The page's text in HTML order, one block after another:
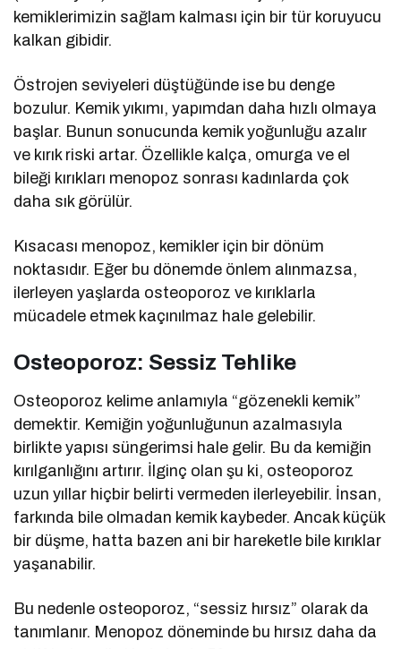
kemiklerimizin sağlam kalması için bir tür koruyucu
kalkan gibidir.
Östrojen seviyeleri düştüğünde ise bu denge
bozulur. Kemik yıkımı, yapımdan daha hızlı olmaya
başlar. Bunun sonucunda kemik yoğunluğu azalır
ve kırık riski artar. Özellikle kalça, omurga ve el
bileği kırıkları menopoz sonrası kadınlarda çok
daha sık görülür.
Kısacası menopoz, kemikler için bir dönüm
noktasıdır. Eğer bu dönemde önlem alınmazsa,
ilerleyen yaşlarda osteoporoz ve kırıklarla
mücadele etmek kaçınılmaz hale gelebilir.
Osteoporoz: Sessiz Tehlike
Osteoporoz kelime anlamıyla “gözenekli kemik”
demektir. Kemiğin yoğunluğunun azalmasıyla
birlikte yapısı süngerimsi hale gelir. Bu da kemiğin
kırılganlığını artırır. İlginç olan şu ki, osteoporoz
uzun yıllar hiçbir belirti vermeden ilerleyebilir. İnsan,
farkında bile olmadan kemik kaybeder. Ancak küçük
bir düşme, hatta bazen ani bir hareketle bile kırıklar
yaşanabilir.
Bu nedenle osteoporoz, “sessiz hırsız” olarak da
tanımlanır. Menopoz döneminde bu hırsız daha da